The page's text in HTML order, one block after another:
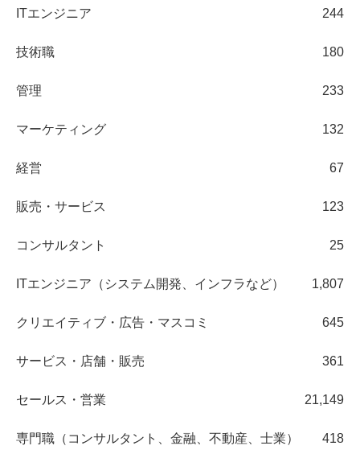
ITエンジニア 244
技術職 180
管理 233
マーケティング 132
経営 67
販売・サービス 123
コンサルタント 25
ITエンジニア（システム開発、インフラなど） 1,807
クリエイティブ・広告・マスコミ 645
サービス・店舗・販売 361
セールス・営業 21,149
専門職（コンサルタント、金融、不動産、士業） 418